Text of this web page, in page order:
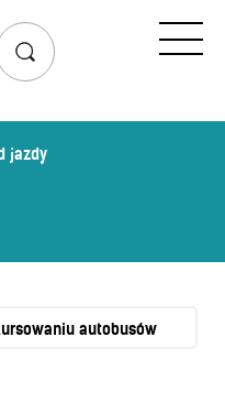
połączeń
i połączeń
jazdy
autobusów